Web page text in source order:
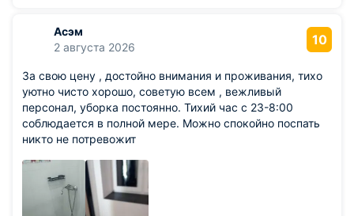
Асэм
2 августа 2026
10
За свою цену , достойно внимания и проживания, тихо
уютно чисто хорошо, советую всем , вежливый
персонал, уборка постоянно. Тихий час с 23-8:00
соблюдается в полной мере. Можно спокойно поспать
никто не потревожит